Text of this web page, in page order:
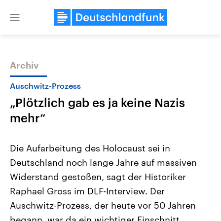
Close
Themen
Landtagswahl Sachsen-Anhalt
2026
Alle Informationen
Sachsen-Anhalt wählt am 6.
September 2026 einen neuen
Landtag. Seit 2021 wird das
Bundesland von einer Koalition aus
USA
Aktuelle Beiträge,
Hintergründe
Wirtschaftlich und
gehören die Vereinigten
den mächtigsten Ländern
mit großem Einfluss auf
Archiv
Auschwitz-Prozess
„Plötzlich gab es ja keine Nazis
mehr“
Die Aufarbeitung des Holocaust sei in
Deutschland noch lange Jahre auf massiven
Widerstand gestoßen, sagt der Historiker
Raphael Gross im DLF-Interview. Der
Auschwitz-Prozess, der heute vor 50 Jahren